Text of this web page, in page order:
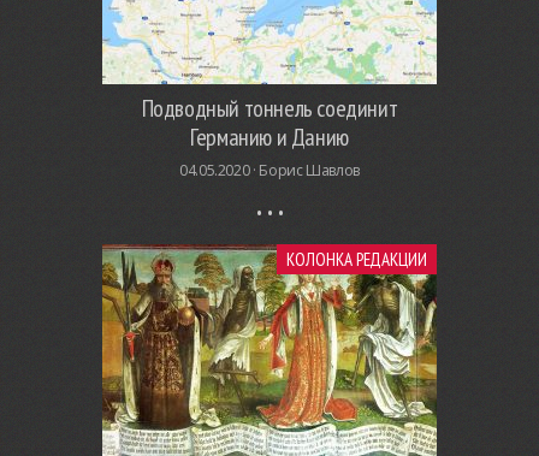
Подводный тоннель соединит
Германию и Данию
04.05.2020 · Борис Шавлов
КОЛОНКА РЕДАКЦИИ